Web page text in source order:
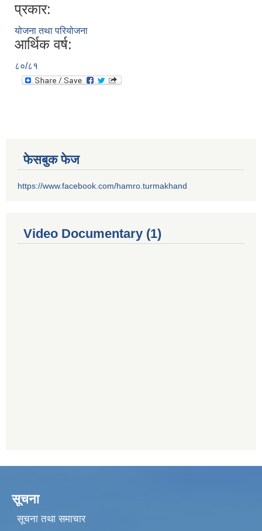
प्रकार:
योजना तथा परियोजना
आर्थिक वर्ष:
८०/८१
फेसबुक फेज
https://www.facebook.com/hamro.turmakhand
Video Documentary (1)
सूचना
सूचना तथा समाचार